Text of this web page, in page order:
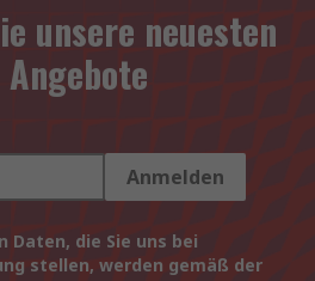
unsere neuesten
Anmelden
Daten, die Sie uns bei
stellen, werden gemäß der